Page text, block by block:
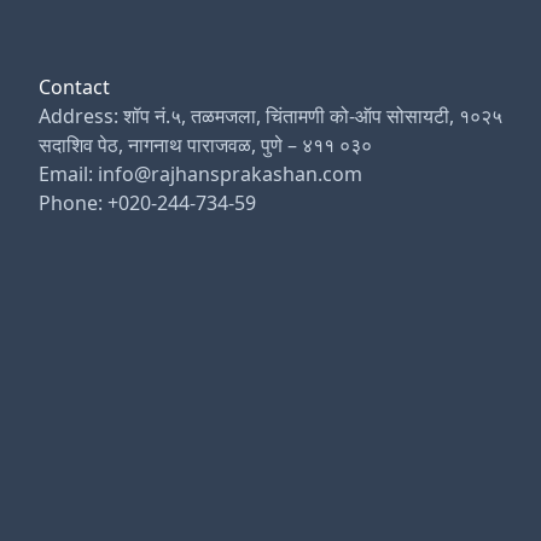
Contact
Address: शॉप नं.५, तळमजला, चिंतामणी को-ऑप सोसायटी, १०२५
सदाशिव पेठ, नागनाथ पाराजवळ, पुणे – ४११ ०३०
Email: info@rajhansprakashan.com
Phone: +020-244-734-59